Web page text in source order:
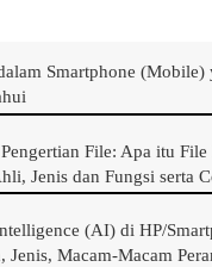
Smartphone (Mobile)
File: Apa itu
Jenis dan Fungsi serta
(AI) di HP/
Jenis, Macam-Macam